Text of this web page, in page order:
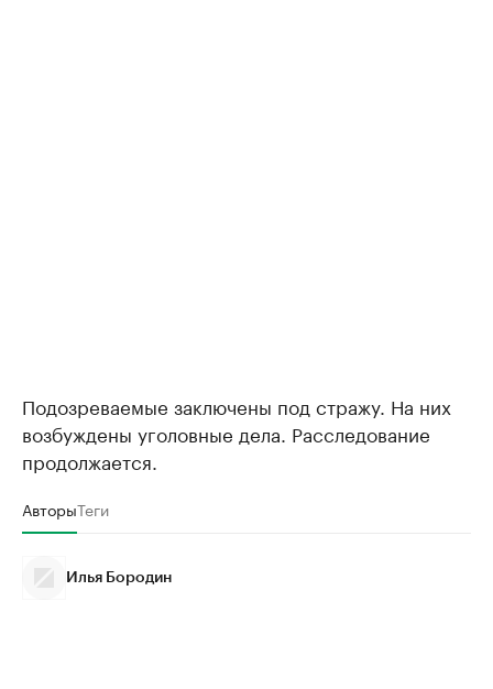
Подозреваемые заключены под стражу. На них
возбуждены уголовные дела. Расследование
продолжается.
АвторыТеги
Илья Бородин